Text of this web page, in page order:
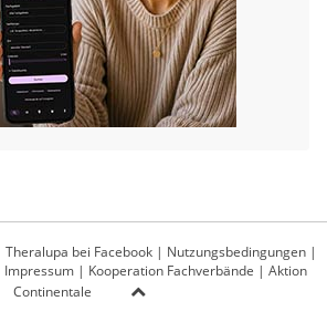
Theralupa bei Facebook | Nutzungsbedingungen |
Impressum| Kooperation Fachverbände | Aktion
Continentale